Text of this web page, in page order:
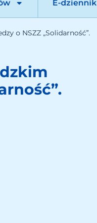
E-dziennik
o NSZZ „Solidarność”.